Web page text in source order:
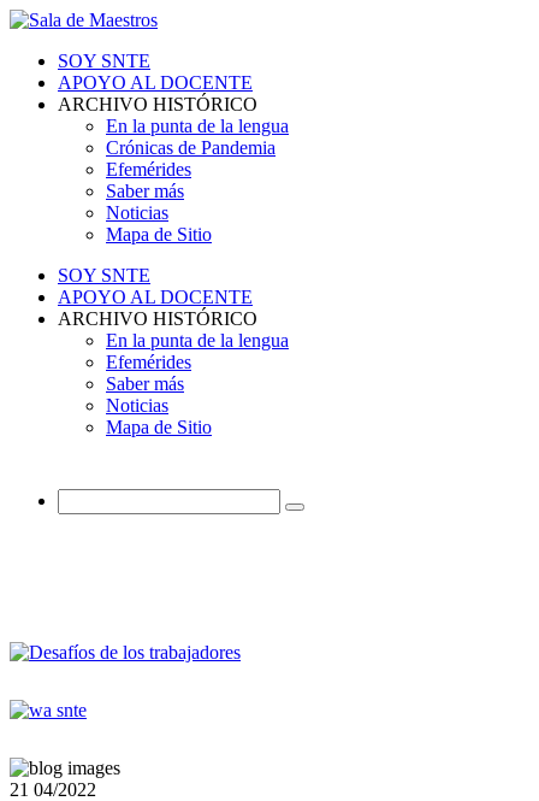
SOY SNTE
APOYO AL DOCENTE
ARCHIVO HISTÓRICO
En la punta de la lengua
Crónicas de Pandemia
Efemérides
Saber más
Noticias
Mapa de Sitio
SOY SNTE
APOYO AL DOCENTE
ARCHIVO HISTÓRICO
En la punta de la lengua
Efemérides
Saber más
Noticias
Mapa de Sitio
21 04/2022